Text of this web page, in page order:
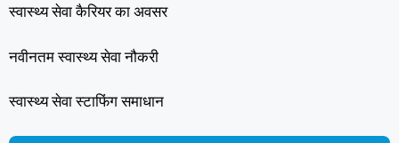
स्वास्थ्य सेवा कैरियर का अवसर
नवीनतम स्वास्थ्य सेवा नौकरी
स्वास्थ्य सेवा स्टाफिंग समाधान